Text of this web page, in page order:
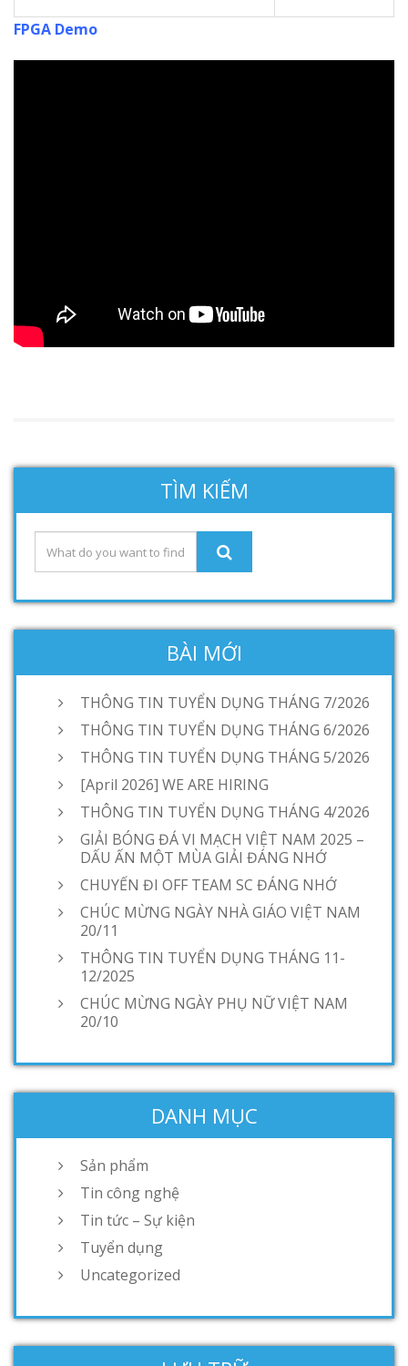
FPGA Demo
TÌM KIẾM
BÀI MỚI
THÔNG TIN TUYỂN DỤNG THÁNG 7/2026
THÔNG TIN TUYỂN DỤNG THÁNG 6/2026
THÔNG TIN TUYỂN DỤNG THÁNG 5/2026
[April 2026] WE ARE HIRING
THÔNG TIN TUYỂN DỤNG THÁNG 4/2026
GIẢI BÓNG ĐÁ VI MẠCH VIỆT NAM 2025 –
DẤU ẤN MỘT MÙA GIẢI ĐÁNG NHỚ
CHUYẾN ĐI OFF TEAM SC ĐÁNG NHỚ
CHÚC MỪNG NGÀY NHÀ GIÁO VIỆT NAM
20/11
THÔNG TIN TUYỂN DỤNG THÁNG 11-
12/2025
CHÚC MỪNG NGÀY PHỤ NỮ VIỆT NAM
20/10
DANH MỤC
Sản phẩm
Tin công nghệ
Tin tức – Sự kiện
Tuyển dụng
Uncategorized